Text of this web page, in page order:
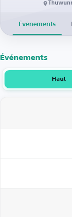
Événements
Événements
Haut